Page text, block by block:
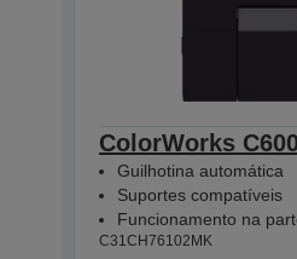
ColorWorks
Guilhotina automática
Suportes compatíveis
Funcionamento na
C31CH76102MK